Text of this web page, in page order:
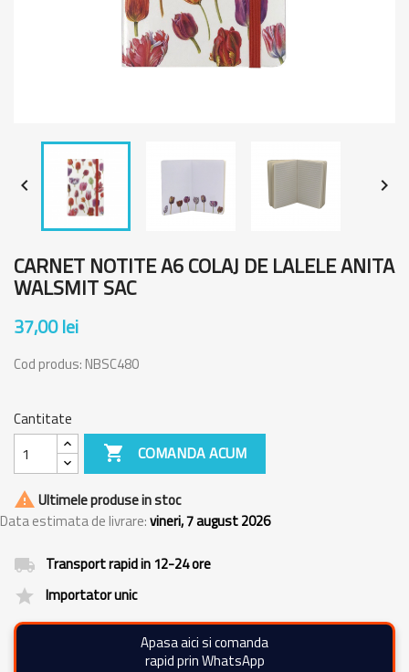
 
CARNET NOTITE A6 COLAJ DE LALELE ANITA
WALSMIT SAC
37,00 lei
Cod produs: NBSC480
Cantitate
 COMANDA ACUM
 Ultimele produse in stoc
Data estimata de livrare:vineri, 7 august 2026
local_shipping Transport rapid in 12-24 ore
grade Importator unic
Apasa aici si comanda
rapid prin WhatsApp